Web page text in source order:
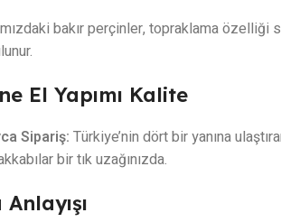
bakır perçinler, topraklama
El Yapımı Kalite
Sipariş: Türkiye’nin dört bir yanına
bir tık uzağınızda.